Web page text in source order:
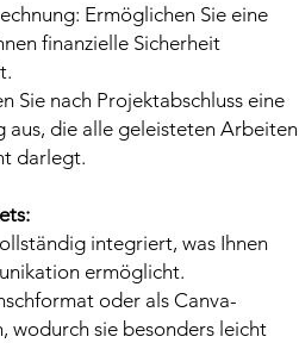
Ermöglichen Sie eine
finanzielle Sicherheit
Sie nach Projektabschluss eine
aus, die alle geleisteten Arbeiten
darlegt.
integriert, was Ihnen
ermöglicht.
oder als Canva-
wodurch sie besonders leicht